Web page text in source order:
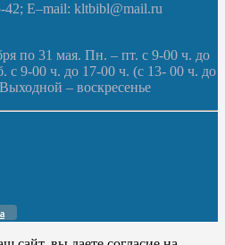
42; E–mail: kltbibl@mail.ru
по 31 мая. Пн. – пт. с 9-00 ч. до
с 9-00 ч. до 17-00 ч. (с 13- 00 ч. до
– воскресенье